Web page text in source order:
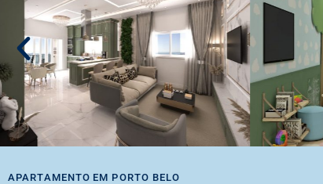
APARTAMENTO EM PORTO BELO